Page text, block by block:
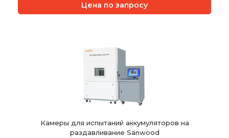
Цена по запросу
Камеры для испытаний аккумуляторов на
раздавливание Sanwood